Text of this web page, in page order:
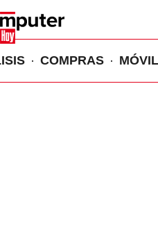
COMPRAS